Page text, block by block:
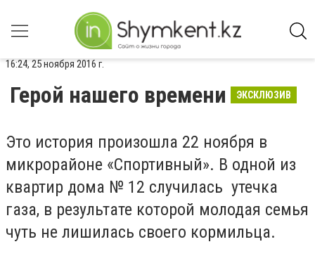
16:24, 25 ноября 2016 г.
Герой нашего времени ЭКСКЛЮЗИВ
Это история произошла 22 ноября в
микрорайоне «Спортивный». В одной из
квартир дома № 12 случилась утечка
газа, в результате которой молодая семья
чуть не лишилась своего кормильца.